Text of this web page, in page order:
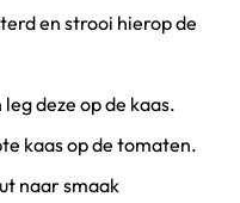
vinkenen strooi hierop de
vinken
deze op de kaas.
kaas op de tomaten.
naar smaak